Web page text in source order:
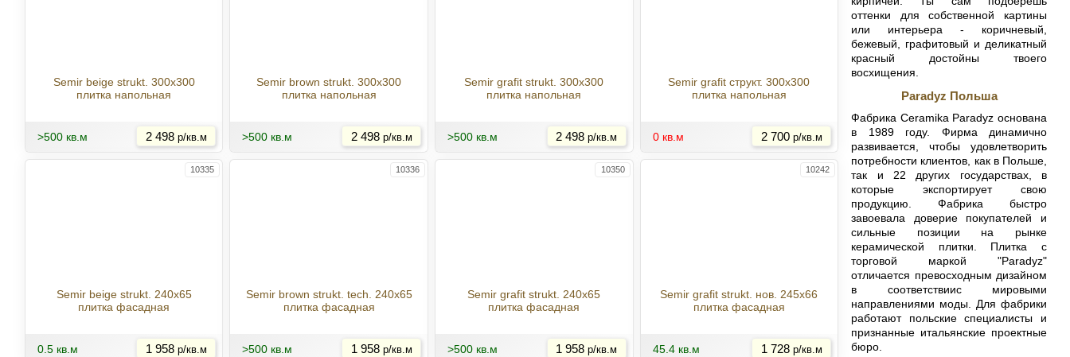
Semir beige strukt. 300x300
плитка напольная
>500 кв.м 2 498р/кв.м
Semir brown strukt. 300x300
плитка напольная
>500 кв.м 2 498р/кв.м
Semir grafit strukt. 300x300
плитка напольная
>500 кв.м 2 498 р/кв.м
Semir grafit структ. 300x300
плитка напольная
0 кв.м 2 700р/кв.м
10335
Semir beige strukt. 240x65
плитка фасадная
0.5 кв.м 1 958р/кв.м
10336
Semir brown strukt. tech. 240x65
плитка фасадная
>500 кв.м 1 958р/кв.м
10350
Semir grafit strukt. 240x65
плитка фасадная
>500 кв.м 1 958 р/кв.м
10242
Semir grafit strukt. нов. 245x66
плитка фасадная
45.4 кв.м 1 728р/кв.м
оттенки для собственной картины
или интерьера - коричневый,
бежевый, графитовый и деликатный
красный достойны твоего
восхищения.
Paradyz Польша
Фабрика Ceramika Paradyz основана
в 1989 году. Фирма динамично
развивается, чтобы удовлетворить
потребности клиентов, как в Польше,
так и 22 других государствах, в
которые экспортирует свою
продукцию. Фабрика быстро
завоевала доверие покупателей и
сильные позиции на рынке
керамической плитки. Плитка с
торговой маркой "Paradyz"
отличается превосходным дизайном
в соответствиис мировыми
направлениями моды. Для фабрики
работают польские специалисты и
признанные итальянские проектные
бюро.